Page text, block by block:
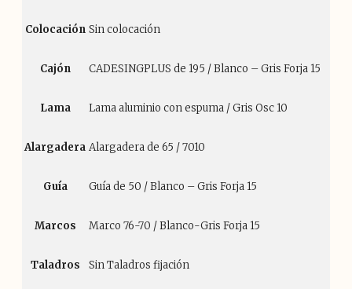
Colocación Sin colocación
Cajón CADESINGPLUS de 195 / Blanco – Gris Forja 15
Lama Lama aluminio con espuma / Gris Osc 10
Alargadera Alargadera de 65 / 7010
Guía Guía de 50 / Blanco – Gris Forja 15
Marcos Marco 76-70 / Blanco-Gris Forja 15
Taladros Sin Taladros fijación